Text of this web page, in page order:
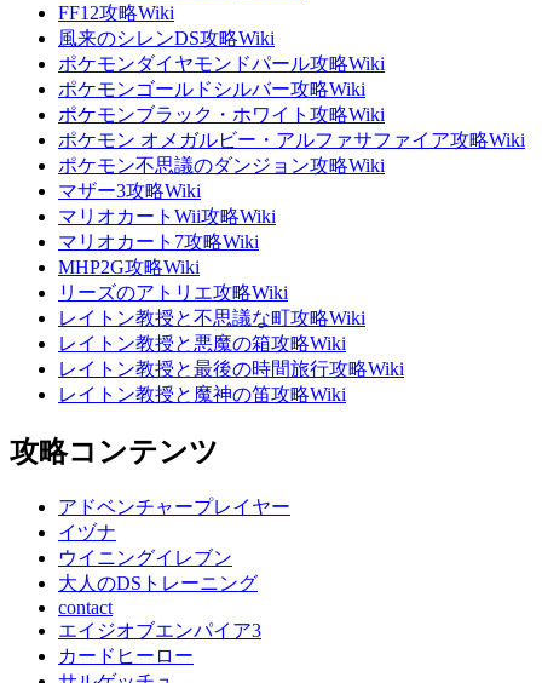
FF12攻略Wiki
風来のシレンDS攻略Wiki
ポケモンダイヤモンドパール攻略Wiki
ポケモンゴールドシルバー攻略Wiki
ポケモンブラック・ホワイト攻略Wiki
ポケモン オメガルビー・アルファサファイア攻略Wiki
ポケモン不思議のダンジョン攻略Wiki
マザー3攻略Wiki
マリオカートWii攻略Wiki
マリオカート7攻略Wiki
MHP2G攻略Wiki
リーズのアトリエ攻略Wiki
レイトン教授と不思議な町攻略Wiki
レイトン教授と悪魔の箱攻略Wiki
レイトン教授と最後の時間旅行攻略Wiki
レイトン教授と魔神の笛攻略Wiki
攻略コンテンツ
アドベンチャープレイヤー
イヅナ
ウイニングイレブン
大人のDSトレーニング
contact
エイジオブエンパイア3
カードヒーロー